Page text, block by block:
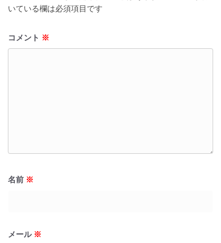
いている欄は必須項目です
コメント ※
名前 ※
メール ※